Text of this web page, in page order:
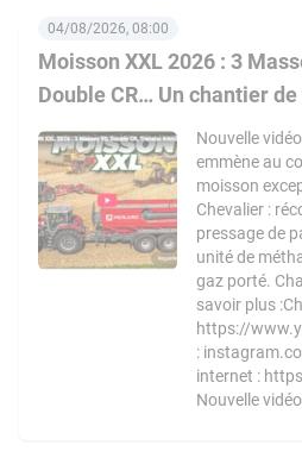
Moisson XXL 2026 : 3
Double CR… Un chantier
04/08/2026, 08:00
Nouvelle
emmène au
moisson
Chevalier :
pressage de
unité de
gaz porté.
savoir plus
https://
:
internet :
Nouvelle